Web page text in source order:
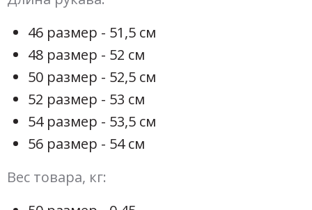
46 размер - 51,5 см
48 размер - 52 см
50 размер - 52,5 см
52 размер - 53 см
54 размер - 53,5 см
56 размер - 54 см
Вес товара, кг: